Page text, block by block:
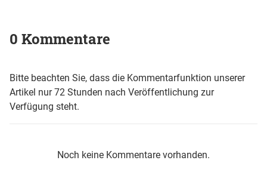
0 Kommentare
Bitte beachten Sie, dass die Kommentarfunktion unserer
Artikel nur 72 Stunden nach Veröffentlichung zur
Verfügung steht.
Noch keine Kommentare vorhanden.